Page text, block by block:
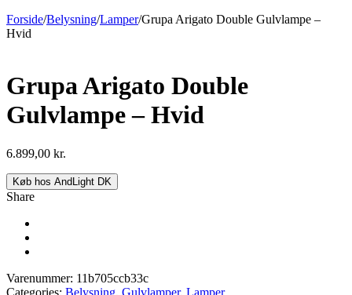
Forside/Belysning/Lamper/Grupa Arigato Double Gulvlampe –
Hvid
Grupa Arigato Double
Gulvlampe – Hvid
6.899,00 kr.
Køb hos AndLight DK
Share
Varenummer: 11b705ccb33c
Categories: Belysning, Gulvlamper, Lamper